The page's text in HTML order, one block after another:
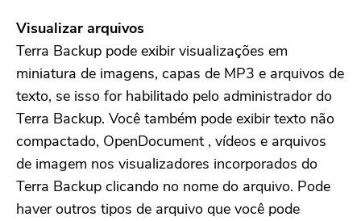
Visualizar arquivos
Terra Backup pode exibir visualizações em
miniatura de imagens, capas de MP3 e arquivos de
texto, se isso for habilitado pelo administrador do
Terra Backup. Você também pode exibir texto não
compactado, OpenDocument , vídeos e arquivos
de imagem nos visualizadores incorporados do
Terra Backup clicando no nome do arquivo. Pode
haver outros tipos de arquivo que você pode